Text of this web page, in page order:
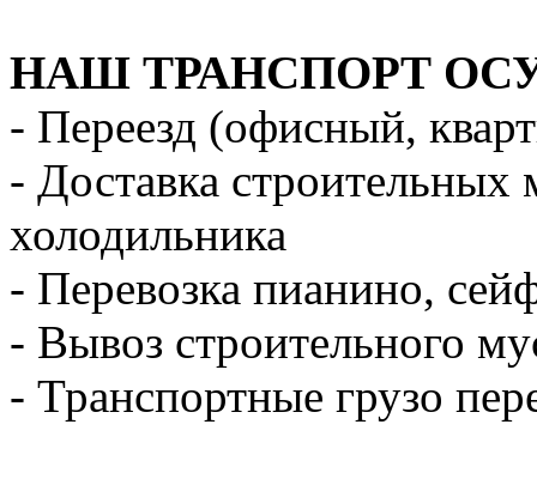
НАШ ТРАНСПОРТ
- Переезд (офисный,
- Доставка
холодильника
- Перевозка пианино,
- Вывоз строительного
- Транспортные грузо